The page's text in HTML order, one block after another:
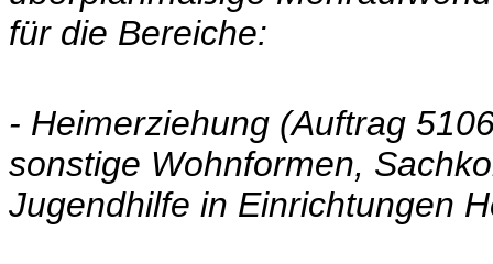
für die Bereiche:
- Heimerziehung (Auftrag
sonstige Wohnformen,
Jugendhilfe in Einrichtungen